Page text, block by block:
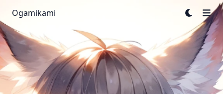
Ogamikami